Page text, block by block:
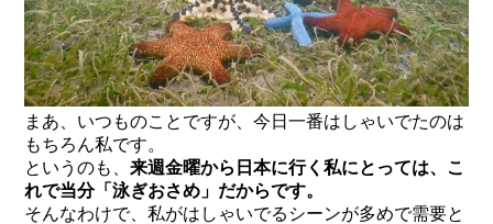
まあ、いつものことですが、今日一番はしゃいでたのは
もちろん私です。
というのも、来週金曜から日本に行く私にとっては、こ
れで当分「泳ぎおさめ」だからです。
そんなわけで、私がはしゃいでるシーンが多めで需要と